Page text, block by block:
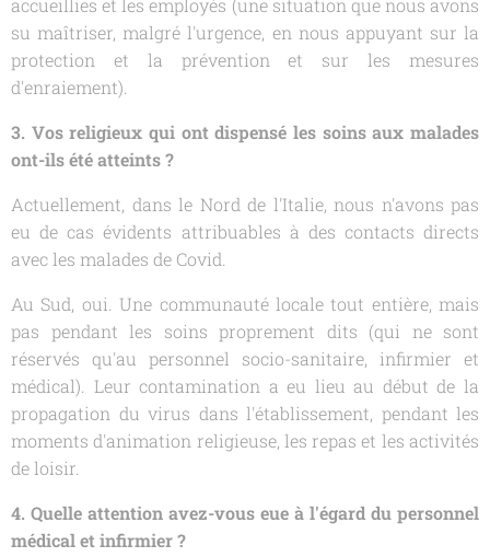
accueillies et les employés (une situation que nous avons
su maîtriser, malgré l'urgence, en nous appuyant sur la
protection et la prévention et sur les mesures
d'enraiement).
3. Vos religieux qui ont dispensé les soins aux malades
ont-ils été atteints ?
Actuellement, dans le Nord de l'Italie, nous n'avons pas
eu de cas évidents attribuables à des contacts directs
avec les malades de Covid.
Au Sud, oui. Une communauté locale tout entière, mais
pas pendant les soins proprement dits (qui ne sont
réservés qu'au personnel socio-sanitaire, infirmier et
médical). Leur contamination a eu lieu au début de la
propagation du virus dans l'établissement, pendant les
moments d'animation religieuse, les repas et les activités
de loisir.
4. Quelle attention avez-vous eue à l'égard du personnel
médical et infirmier ?